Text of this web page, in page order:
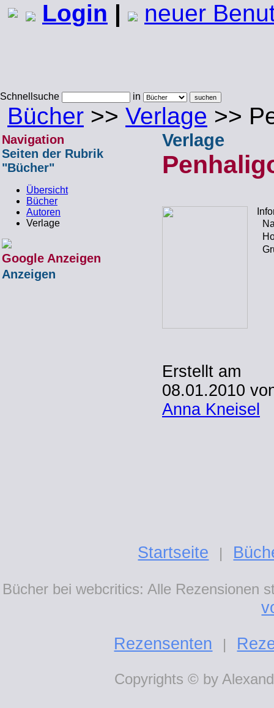
Login | neuer
Schnellsuche in
Bücher >> Verlage >>
Navigation
Seiten der Rubrik
"Bücher"
Übersicht
Bücher
Autoren
Verlage
Google Anzeigen
Anzeigen
Verlage
Erstellt am
08.01.2010
Anna Kneisel
Startseite |
Bücher bei webcritics: Alle Rezensionen
Rezensenten
|
Copyrights © by